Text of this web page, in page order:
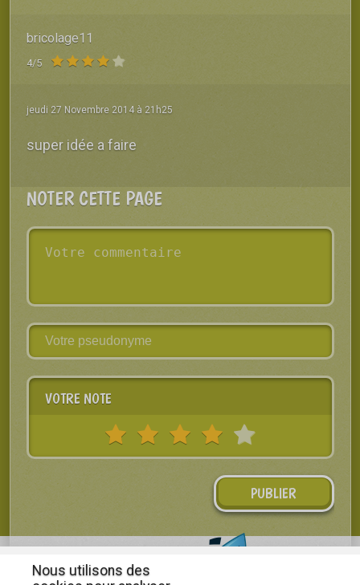
bricolage11
4/5
jeudi 27 Novembre 2014 à 21h25
super idée a faire
NOTER CETTE PAGE
VOTRE NOTE
Nous utilisons des